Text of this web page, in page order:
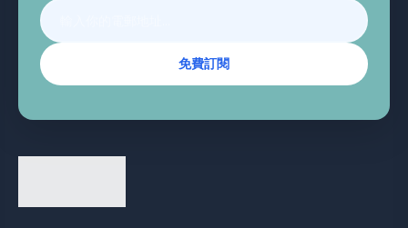
免費訂閱